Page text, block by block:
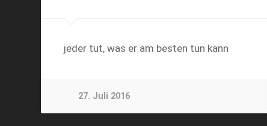
jeder tut, was er am besten tun kann
27. Juli 2016